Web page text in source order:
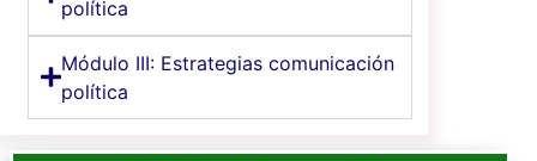
política
Módulo III: Estrategias comunicación
política